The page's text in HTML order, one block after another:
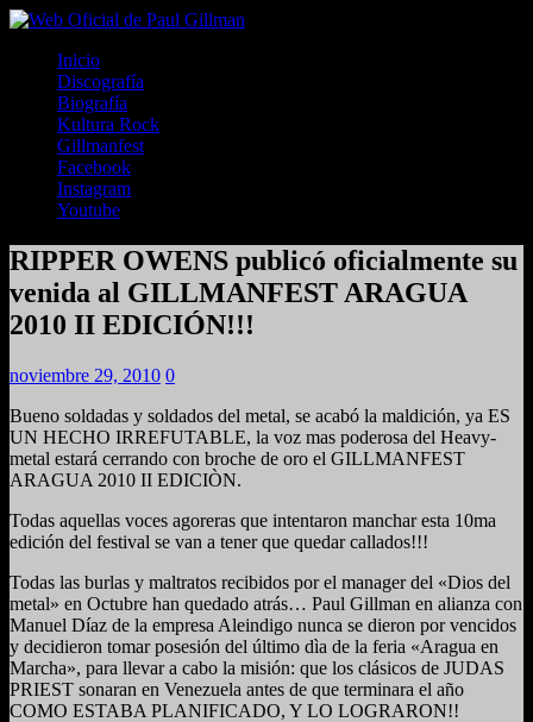
Inicio
Discografía
Biografía
Kultura Rock
Gillmanfest
Facebook
Instagram
Youtube
RIPPER OWENS publicó oficialmente su
venida al GILLMANFEST ARAGUA
2010 II EDICIÓN!!!
noviembre 29, 2010 0
Bueno soldadas y soldados del metal, se acabó la maldición, ya ES
UN HECHO IRREFUTABLE, la voz mas poderosa del Heavy-
metal estará cerrando con broche de oro el GILLMANFEST
ARAGUA 2010 II EDICIÒN.
Todas aquellas voces agoreras que intentaron manchar esta 10ma
edición del festival se van a tener que quedar callados!!!
Todas las burlas y maltratos recibidos por el manager del «Dios del
metal» en Octubre han quedado atrás… Paul Gillman en alianza con
Manuel Díaz de la empresa Aleindigo nunca se dieron por vencidos
y decidieron tomar posesión del último dìa de la feria «Aragua en
Marcha», para llevar a cabo la misión: que los clásicos de JUDAS
PRIEST sonaran en Venezuela antes de que terminara el año
COMO ESTABA PLANIFICADO, Y LO LOGRARON!!